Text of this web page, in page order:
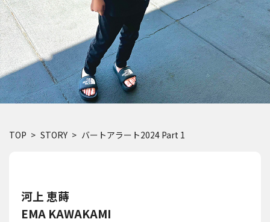
TOP STORY バートアラート2024 Part 1
河上 恵蒔
EMA KAWAKAMI